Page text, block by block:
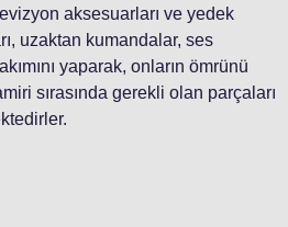
aksesuarları ve yedek
uzaktan kumandalar, ses
yaparak, onların ömrünü
sırasında gerekli olan parçaları